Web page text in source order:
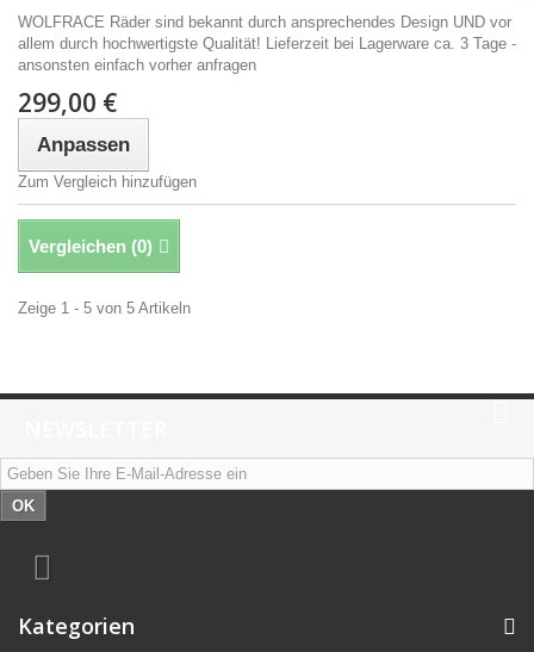
WOLFRACE Räder sind bekannt durch ansprechendes Design UND vor
allem durch hochwertigste Qualität! Lieferzeit bei Lagerware ca. 3 Tage -
ansonsten einfach vorher anfragen
299,00 €
Anpassen
Zum Vergleich hinzufügen
Vergleichen (0)
Zeige 1 - 5 von 5 Artikeln
OK
Kategorien